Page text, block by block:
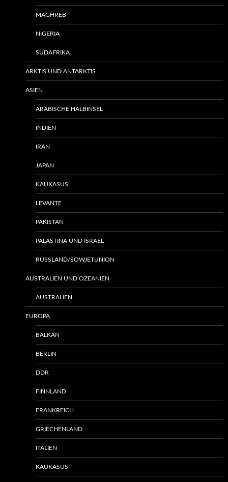
MAGHREB
NIGERIA
SÜDAFRIKA
ARKTIS UND ANTARKTIS
ASIEN
ARABISCHE HALBINSEL
INDIEN
IRAN
JAPAN
KAUKASUS
LEVANTE
PAKISTAN
PALÄSTINA UND ISRAEL
RUSSLAND/SOWJETUNION
AUSTRALIEN UND OZEANIEN
AUSTRALIEN
EUROPA
BALKAN
BERLIN
DDR
FINNLAND
FRANKREICH
GRIECHENLAND
ITALIEN
KAUKASUS